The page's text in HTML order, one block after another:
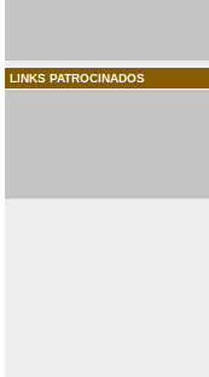
LINKS PATROCINADOS